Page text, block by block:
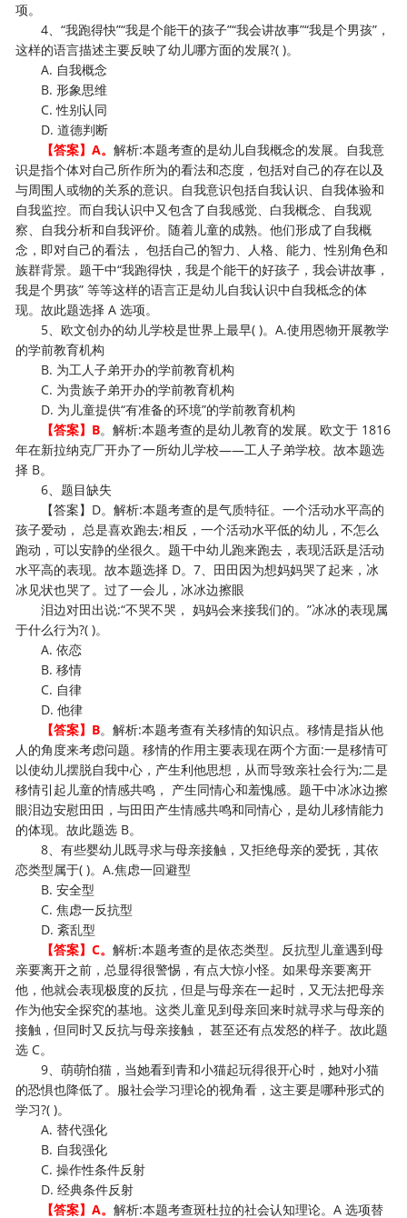
项。
4、“我跑得快”“我是个能干的孩子”“我会讲故事”“我是个男孩”，
这样的语言描述主要反映了幼儿哪方面的发展?( )。
A. 自我概念
B. 形象思维
C. 性别认同
D. 道德判断
【答案】A。解析:本题考查的是幼儿自我概念的发展。自我意
识是指个体对自己所作所为的看法和态度，包括对自己的存在以及
与周围人或物的关系的意识。自我意识包括自我认识、自我体验和
自我监控。而自我认识中又包含了自我感觉、白我概念、自我观
察、自我分析和自我评价。随着儿童的成熟。他们形成了自我概
念，即对自己的看法， 包括自己的智力、人格、能力、性别角色和
族群背景。题干中“我跑得快，我是个能干的好孩子，我会讲故事，
我是个男孩” 等等这样的语言正是幼儿自我认识中自我柢念的体
现。故此题选择 A 选项。
5、欧文创办的幼儿学校是世界上最早( )。A.使用恩物开展教学
的学前教育机构
B. 为工人子弟开办的学前教育机构
C. 为贵族子弟开办的学前教育机构
D. 为儿童提供“有准备的环境”的学前教育机构
【答案】B。解析:本题考查的是幼儿教育的发展。欧文于 1816
年在新拉纳克厂开办了一所幼儿学校——工人子弟学校。故本题选
择 B。
6、题目缺失
【答案】D。解析:本题考查的是气质特征。一个活动水平高的
孩子爱动， 总是喜欢跑去;相反，一个活动水平低的幼儿，不怎么
跑动，可以安静的坐很久。题干中幼儿跑来跑去，表现活跃是活动
水平高的表现。故本题选择 D。7、田田因为想妈妈哭了起来，冰
冰见状也哭了。过了一会儿，冰冰边擦眼
泪边对田出说:“不哭不哭， 妈妈会来接我们的。”冰冰的表现属
于什么行为?( )。
A. 依恋
B. 移情
C. 自律
D. 他律
【答案】B。解析:本题考查有关移情的知识点。移情是指从他
人的角度来考虑问题。移情的作用主要表现在两个方面:一是移情可
以使幼儿摆脱自我中心，产生利他思想，从而导致亲社会行为;二是
移情引起儿童的情感共鸣， 产生同情心和羞愧感。题干中冰冰边擦
眼泪边安慰田田，与田田产生情感共鸣和同情心，是幼儿移情能力
的体现。故此题选 B。
8、有些婴幼儿既寻求与母亲接触，又拒绝母亲的爱抚，其依
恋类型属于( )。A.焦虑一回避型
B. 安全型
C. 焦虑一反抗型
D. 紊乱型
【答案】C。解析:本题考查的是依态类型。反抗型儿童遇到母
亲要离开之前，总显得很警惕，有点大惊小怪。如果母亲要离开
他，他就会表现极度的反抗，但是与母亲在一起时，又无法把母亲
作为他安全探究的基地。这类儿童见到母亲回来时就寻求与母亲的
接触，但同时又反抗与母亲接触， 甚至还有点发怒的样子。故此题
选 C。
9、萌萌怕猫，当她看到青和小猫起玩得很开心时，她对小猫
的恐惧也降低了。服社会学习理论的视角看，这主要是哪种形式的
学习?( )。
A. 替代强化
B. 自我强化
C. 操作性条件反射
D. 经典条件反射
【答案】A。解析:本题考查斑杜拉的社会认知理论。A 选项替